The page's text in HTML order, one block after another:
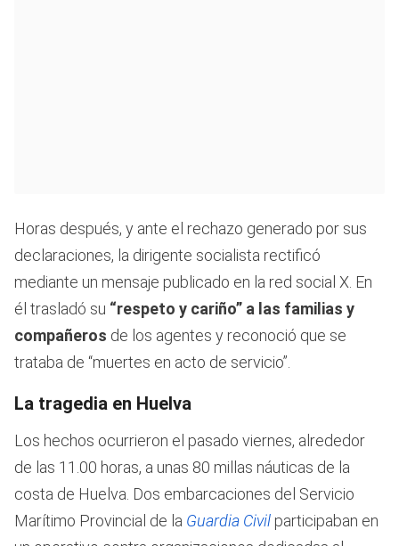
Horas después, y ante el rechazo generado por sus
declaraciones, la dirigente socialista rectificó
mediante un mensaje publicado en la red social X. En
él trasladó su “respeto y cariño” a las familias y
compañeros de los agentes y reconoció que se
trataba de “muertes en acto de servicio”.
La tragedia en Huelva
Los hechos ocurrieron el pasado viernes, alrededor
de las 11.00 horas, a unas 80 millas náuticas de la
costa de Huelva. Dos embarcaciones del Servicio
Marítimo Provincial de la Guardia Civil participaban en